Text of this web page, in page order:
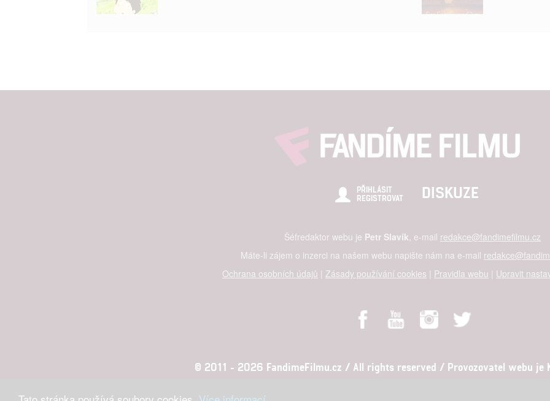
PŘIHLÁSIT
REGISTROVAT
DISKUZE
Šéfredaktor webu je Petr Slavík , e-mail redakce@fandimefilmu.cz
Máte-li zájem o inzerci na našem webu napište nám na e-mail
Ochrana osobních údajů | Zásady používání cookies | Pravidla webu | Upravit
© 2011 - 2026 FandimeFilmu.cz / All rights reserved / Provozovatel webu je